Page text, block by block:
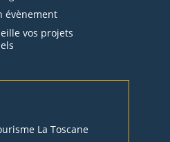
évènement
vos projets
La Toscane